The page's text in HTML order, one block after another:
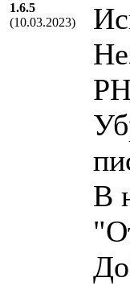
1.6.5
(10.03.2023)
В